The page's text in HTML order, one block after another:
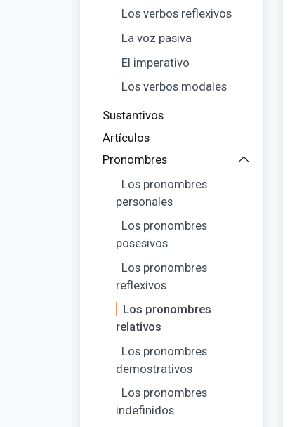
Los verbos reflexivos
La voz pasiva
El imperativo
Los verbos modales
Sustantivos
Artículos
Pronombres
Los pronombres
personales
Los pronombres
posesivos
Los pronombres
reflexivos
Los pronombres
relativos
Los pronombres
demostrativos
Los pronombres
indefinidos